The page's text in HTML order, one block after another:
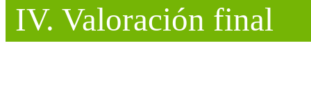
IV. Valoración final